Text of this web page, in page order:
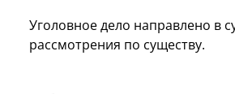
Уголовное дело направлено в
рассмотрения по существу.